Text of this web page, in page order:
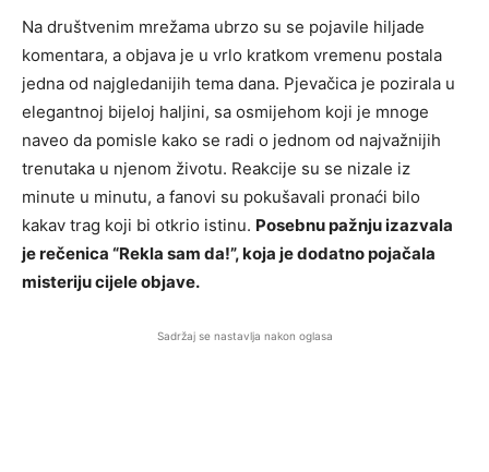
Na društvenim mrežama ubrzo su se pojavile hiljade
komentara, a objava je u vrlo kratkom vremenu postala
jedna od najgledanijih tema dana. Pjevačica je pozirala u
elegantnoj bijeloj haljini, sa osmijehom koji je mnoge
naveo da pomisle kako se radi o jednom od najvažnijih
trenutaka u njenom životu. Reakcije su se nizale iz
minute u minutu, a fanovi su pokušavali pronaći bilo
kakav trag koji bi otkrio istinu. Posebnu pažnju izazvala
je rečenica “Rekla sam da!”, koja je dodatno pojačala
misteriju cijele objave.
Sadržaj se nastavlja nakon oglasa